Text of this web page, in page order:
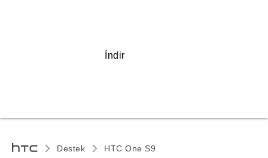
İndir
Destek HTC One S9‎